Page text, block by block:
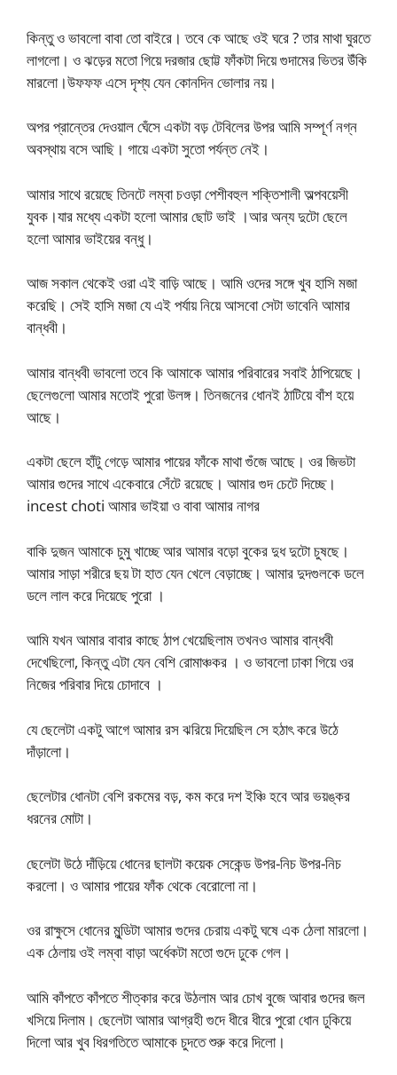
কিন্তু ও ভাবলো বাবা তো বাইরে। তবে কে আছে ওই ঘরে ? তার মাথা ঘুরতে
লাগলো। ও ঝড়ের মতো গিয়ে দরজার ছোট্ট ফাঁকটা দিয়ে গুদামের ভিতর উঁকি
মারলো।উফফফ এসে দৃশ্য যেন কোনদিন ভোলার নয়।
অপর প্রান্তের দেওয়াল ঘেঁসে একটা বড় টেবিলের উপর আমি সম্পূর্ণ নগ্ন
অবস্থায় বসে আছি। গায়ে একটা সুতো পর্যন্ত নেই।
আমার সাথে রয়েছে তিনটে লম্বা চওড়া পেশীবহুল শক্তিশালী অল্পবয়েসী
যুবক।যার মধ্যে একটা হলো আমার ছোট ভাই ।আর অন্য দুটো ছেলে
হলো আমার ভাইয়ের বন্ধু।
আজ সকাল থেকেই ওরা এই বাড়ি আছে। আমি ওদের সঙ্গে খুব হাসি মজা
করেছি। সেই হাসি মজা যে এই পর্যায় নিয়ে আসবো সেটা ভাবেনি আমার
বান্ধবী।
আমার বান্ধবী ভাবলো তবে কি আমাকে আমার পরিবারের সবাই ঠাপিয়েছে।
ছেলেগুলো আমার মতোই পুরো উলঙ্গ। তিনজনের ধোনই ঠাটিয়ে বাঁশ হয়ে
আছে।
একটা ছেলে হাঁটু গেড়ে আমার পায়ের ফাঁকে মাথা গুঁজে আছে। ওর জিভটা
আমার গুদের সাথে একেবারে সেঁটে রয়েছে। আমার গুদ চেটে দিচ্ছে।
incest choti আমার ভাইয়া ও বাবা আমার নাগর
বাকি দুজন আমাকে চুমু খাচ্ছে আর আমার বড়ো বুকের দুধ দুটো চুষছে।
আমার সাড়া শরীরে ছয় টা হাত যেন খেলে বেড়াচ্ছে। আমার দুদগুলকে ডলে
ডলে লাল করে দিয়েছে পুরো ।
আমি যখন আমার বাবার কাছে ঠাপ খেয়েছিলাম তখনও আমার বান্ধবী
দেখেছিলো, কিন্তু এটা যেন বেশি রোমাঞ্চকর । ও ভাবলো ঢাকা গিয়ে ওর
নিজের পরিবার দিয়ে চোদাবে ।
যে ছেলেটা একটু আগে আমার রস ঝরিয়ে দিয়েছিল সে হঠাৎ করে উঠে
দাঁড়ালো।
ছেলেটার ধোনটা বেশি রকমের বড়, কম করে দশ ইঞ্চি হবে আর ভয়ঙ্কর
ধরনের মোটা।
ছেলেটা উঠে দাঁড়িয়ে ধোনের ছালটা কয়েক সেকেন্ড উপর-নিচ উপর-নিচ
করলো। ও আমার পায়ের ফাঁক থেকে বেরোলো না।
ওর রাক্ষুসে ধোনের মুন্ডিটা আমার গুদের চেরায় একটু ঘষে এক ঠেলা মারলো।
এক ঠেলায় ওই লম্বা বাড়া অর্ধেকটা মতো গুদে ঢুকে গেল।
আমি কাঁপতে কাঁপতে শীত্কার করে উঠলাম আর চোখ বুজে আবার গুদের জল
খসিয়ে দিলাম। ছেলেটা আমার আগ্রহী গুদে ধীরে ধীরে পুরো ধোন ঢুকিয়ে
দিলো আর খুব ধিরগতিতে আমাকে চুদতে শুরু করে দিলো।